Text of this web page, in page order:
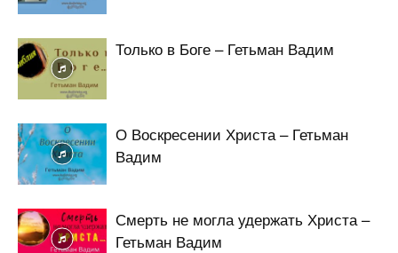
Только в Боге – Гетьман Вадим
О Воскресении Христа – Гетьман
Вадим
Смерть не могла удержать Христа –
Гетьман Вадим